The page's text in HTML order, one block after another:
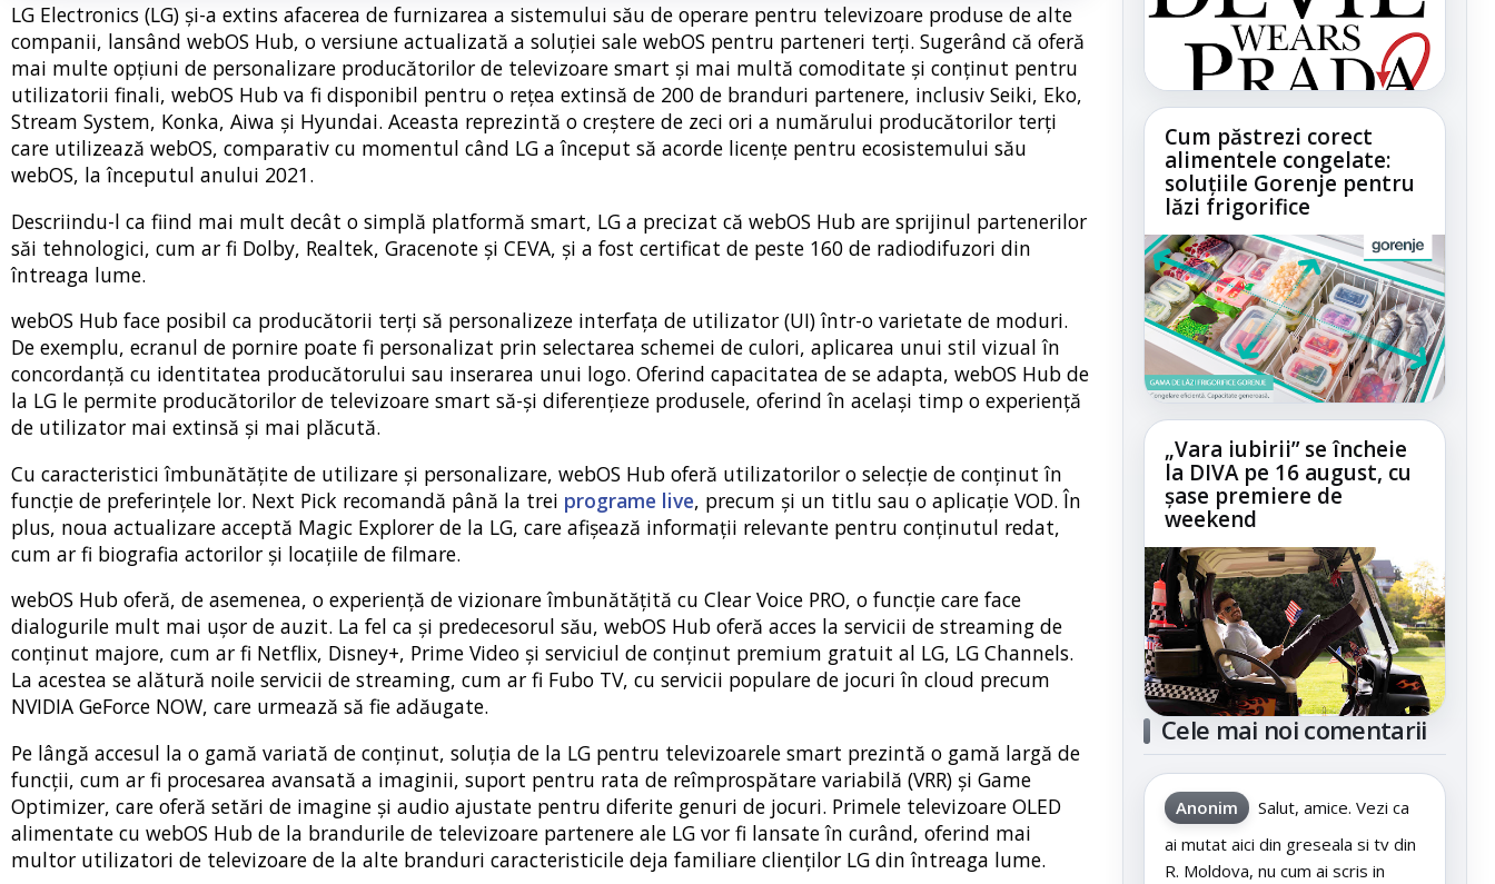
LG Electronics (LG) și-a extins afacerea de furnizarea a sistemului său de operare pentru televizoare produse de alte
companii, lansând webOS Hub, o versiune actualizată a soluției sale webOS pentru parteneri terți. Sugerând că oferă
mai multe opțiuni de personalizare producătorilor de televizoare smart și mai multă comoditate și conținut pentru
utilizatorii finali, webOS Hub va fi disponibil pentru o rețea extinsă de 200 de branduri partenere, inclusiv Seiki, Eko,
Stream System, Konka, Aiwa și Hyundai. Aceasta reprezintă o creștere de zeci ori a numărului producătorilor terți
care utilizează webOS, comparativ cu momentul când LG a început să acorde licențe pentru ecosistemului său
webOS, la începutul anului 2021.
Descriindu-l ca fiind mai mult decât o simplă platformă smart, LG a precizat că webOS Hub are sprijinul partenerilor
săi tehnologici, cum ar fi Dolby, Realtek, Gracenote și CEVA, și a fost certificat de peste 160 de radiodifuzori din
întreaga lume.
webOS Hub face posibil ca producătorii terți să personalizeze interfața de utilizator (UI) într-o varietate de moduri.
De exemplu, ecranul de pornire poate fi personalizat prin selectarea schemei de culori, aplicarea unui stil vizual în
concordanță cu identitatea producătorului sau inserarea unui logo. Oferind capacitatea de se adapta, webOS Hub de
la LG le permite producătorilor de televizoare smart să-și diferențieze produsele, oferind în același timp o experiență
de utilizator mai extinsă și mai plăcută.
Cu caracteristici îmbunătățite de utilizare și personalizare, webOS Hub oferă utilizatorilor o selecție de conținut în
funcție de preferințele lor. Next Pick recomandă până la trei programe live, precum și un titlu sau o aplicație VOD. În
plus, noua actualizare acceptă Magic Explorer de la LG, care afișează informații relevante pentru conținutul redat,
cum ar fi biografia actorilor și locațiile de filmare.
webOS Hub oferă, de asemenea, o experiență de vizionare îmbunătățită cu Clear Voice PRO, o funcție care face
dialogurile mult mai ușor de auzit. La fel ca și predecesorul său, webOS Hub oferă acces la servicii de streaming de
conținut majore, cum ar fi Netflix, Disney+, Prime Video și serviciul de conținut premium gratuit al LG, LG Channels.
La acestea se alătură noile servicii de streaming, cum ar fi Fubo TV, cu servicii populare de jocuri în cloud precum
NVIDIA GeForce NOW, care urmează să fie adăugate.
Pe lângă accesul la o gamă variată de conținut, soluția de la LG pentru televizoarele smart prezintă o gamă largă de
funcții, cum ar fi procesarea avansată a imaginii, suport pentru rata de reîmprospătare variabilă (VRR) și Game
Optimizer, care oferă setări de imagine și audio ajustate pentru diferite genuri de jocuri. Primele televizoare OLED
alimentate cu webOS Hub de la brandurile de televizoare partenere ale LG vor fi lansate în curând, oferind mai
multor utilizatori de televizoare de la alte branduri caracteristicile deja familiare clienților LG din întreaga lume.
Cum păstrezi corect
alimentele congelate:
soluțiile Gorenje pentru
lăzi frigorifice
„Vara iubirii” se încheie
la DIVA pe 16 august, cu
șase premiere de
weekend
Cele mai noi comentarii
Anonim
Salut, amice. Vezi ca
ai mutat aici din greseala si tv din
R. Moldova, nu cum ai scris in